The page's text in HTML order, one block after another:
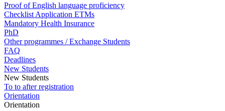
Proof of English language proficiency
Checklist Application ETMs
Mandatory Health Insurance
PhD
Other programmes / Exchange Students
FAQ
Deadlines
New Students
New Students
To to after registration
Orientation
Orientation